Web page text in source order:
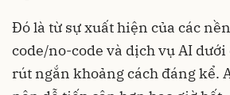
Đó là từ sự xuất hiện của các
code/no-code và dịch vụ AI
rút ngắn khoảng cách đáng kể.